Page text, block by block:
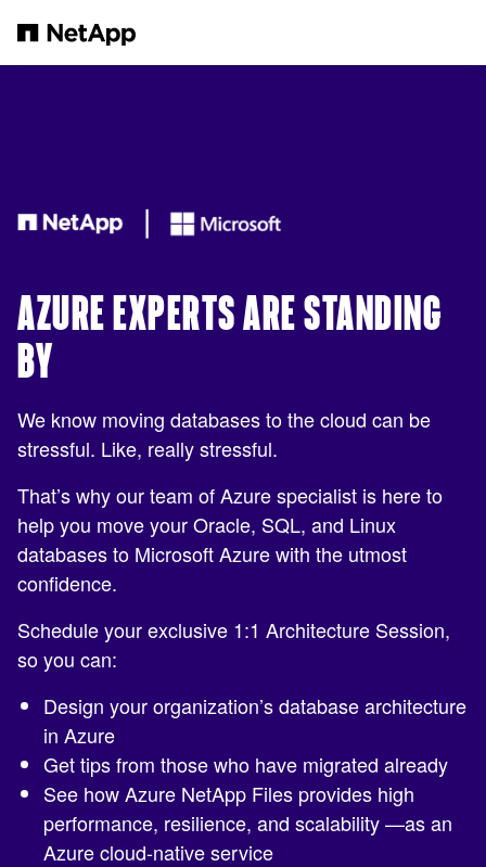
AZURE EXPERTS ARE STANDING
BY
We know moving databases to the cloud can be
stressful. Like, really stressful.
That’s why our team of Azure specialist is here to
help you move your Oracle, SQL, and Linux
databases to Microsoft Azure with the utmost
confidence.
Schedule your exclusive 1:1 Architecture Session,
so you can:
Design your organization’s database architecture
in Azure
Get tips from those who have migrated already
See how Azure NetApp Files provides high
performance, resilience, and scalability —as an
Azure cloud-native service